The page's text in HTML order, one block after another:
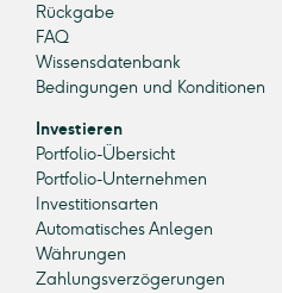
Rückgabe
FAQ
Wissensdatenbank
Bedingungen und Konditionen
Investieren
Portfolio-Übersicht
Portfolio-Unternehmen
Investitionsarten
Automatisches Anlegen
Währungen
Zahlungsverzögerungen